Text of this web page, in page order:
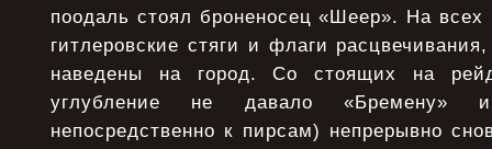
поодаль стоял броненосец «Шеер». На
гитлеровские стяги и флаги
наведены на город. Со стоящих на
углубление не давало «Бремену»
непосредственно к пирсам) непрерывно